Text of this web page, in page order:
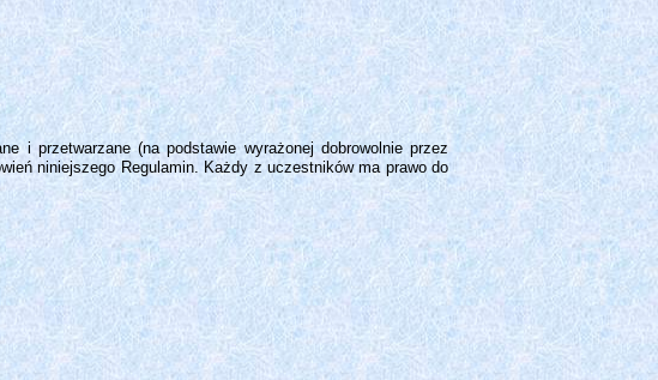
i przetwarzane (na podstawie wyrażonej dobrowolnie przez
niniejszego Regulamin. Każdy z uczestników ma prawo do